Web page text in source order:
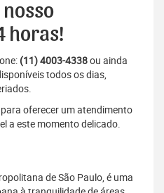
nosso
horas!
(11) 4003-4338ou ainda
todos os dias,
oferecer um atendimento
a este momento delicado.
de São Paulo, é uma